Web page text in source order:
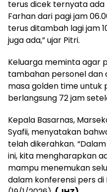
terus dicek ternyata
Farhan dari pagi jam
terus ditambah lagi jam
juga ada,” ujar Pitri.
Keluarga meminta agar
tambahan personel dan
masa golden time untuk
berlangsung 72 jam
Kepala Basarnas,
Syafii, menyatakan
telah dikerahkan.
ini, kita mengharapkan
mampu menemukan
dalam konferensi pers di